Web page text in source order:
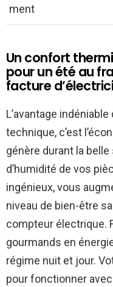
ment
Un confort
pour un été au
facture
L’avantage
technique, c’est
génère durant la
d’humidité de vos
ingénieux, vous
niveau de bien-être
compteur électrique.
gourmands en
régime nuit et jour.
pour fonctionner